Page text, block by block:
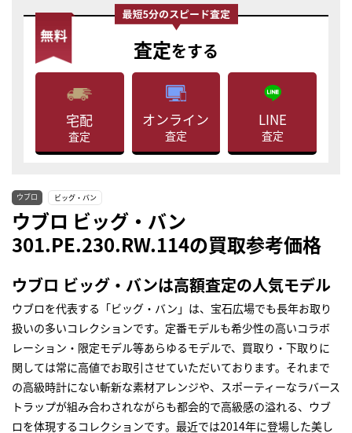
査定をする
宅配
査定
オンライン
査定
LINE
査定
ウブロ ビッグ・バン
ウブロ ビッグ・バン
301.PE.230.RW.114の買取参考価格
ウブロ ビッグ・バンは高額査定の人気モデル
ウブロを代表する「ビッグ・バン」は、宝石広場でも長年お取り
扱いの多いコレクションです。定番モデルも希少性の高いコラボ
レーション・限定モデル等あらゆるモデルで、買取り・下取りに
関しては常に高値でお取引させていただいております。それまで
の高級時計にない斬新な素材アレンジや、スポーティーなラバース
トラップが組み合わされながらも都会的で高級感の溢れる、ウブ
ロを体現するコレクションです。最近では2014年に登場した美し